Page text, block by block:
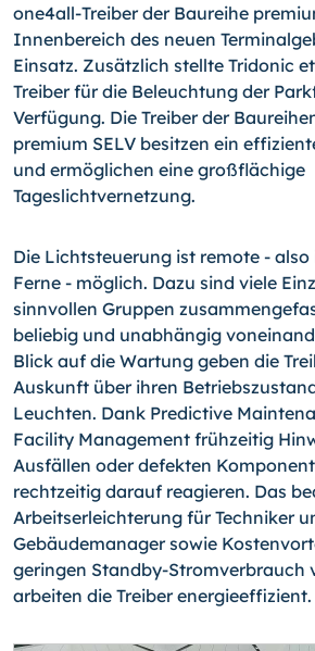
one4all-Treiber der Baureihe
Innenbereich des neuen
Einsatz. Zusätzlich stellte Tridonic
Treiber für die Beleuchtung der
Verfügung. Die Treiber der
premium SELV besitzen ein
und ermöglichen eine großflächige
Tageslichtvernetzung.
Die Lichtsteuerung ist remote -
Ferne - möglich. Dazu sind viele
sinnvollen Gruppen
beliebig und unabhängig
Blick auf die Wartung geben die
Auskunft über ihren
Leuchten. Dank Predictive
Facility Management frühzeitig
Ausfällen oder defekten
rechtzeitig darauf reagieren. Das
Arbeitserleichterung für Techniker
Gebäudemanager sowie
geringen Standby-Stromverbrauch
arbeiten die Treiber energieeffizient.